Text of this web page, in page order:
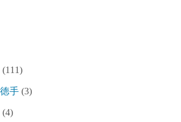
(111)
手 (3)
(4)